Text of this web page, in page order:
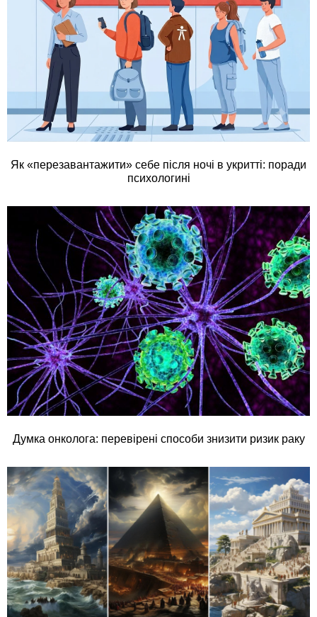
Як «перезавантажити» себе після ночі в укритті: поради
психологині
Думка онколога: перевірені способи знизити ризик раку